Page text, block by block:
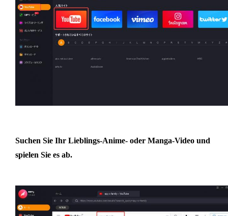
Suchen Sie Ihr Lieblings-Anime- oder Manga-Video und
spielen Sie es ab.